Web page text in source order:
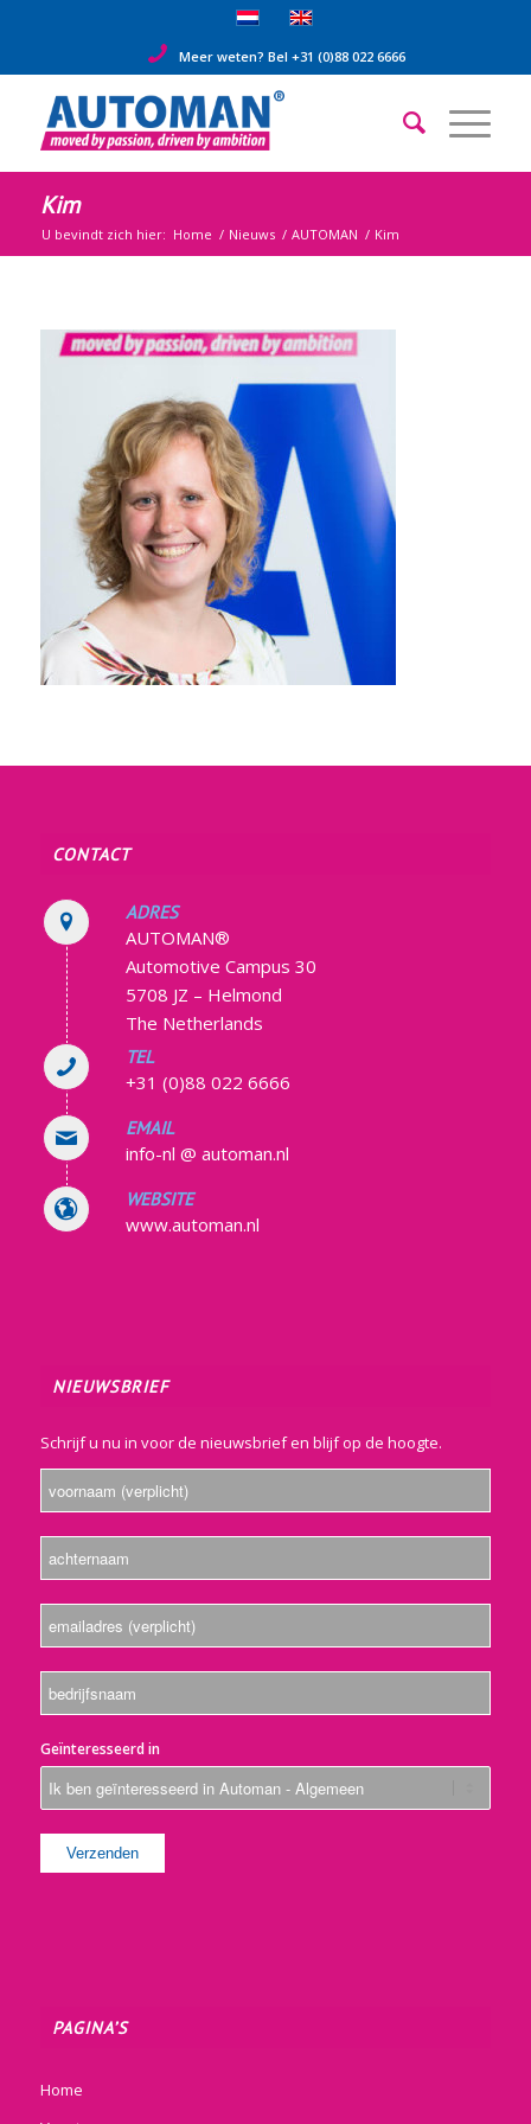
Meer weten? Bel +31 (0)88 022 6666
Kim
U bevindt zich hier: Home / Nieuws / AUTOMAN / Kim
CONTACT
ADRES
AUTOMAN®
Automotive Campus 30
5708 JZ – Helmond
The Netherlands
TEL
+31 (0)88 022 6666
EMAIL
info-nl @ automan.nl
WEBSITE
www.automan.nl
NIEUWSBRIEF
Schrijf u nu in voor de nieuwsbrief en blijf op de hoogte.
Geïnteresseerd in
PAGINA’S
Home